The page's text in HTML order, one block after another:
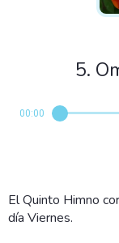
5.
00:00
El Quinto Himno
día Viernes.